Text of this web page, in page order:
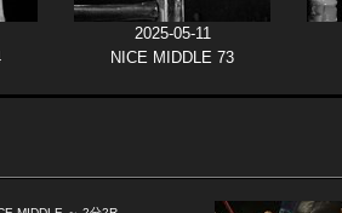
2025-05-11
NICE MIDDLE 73